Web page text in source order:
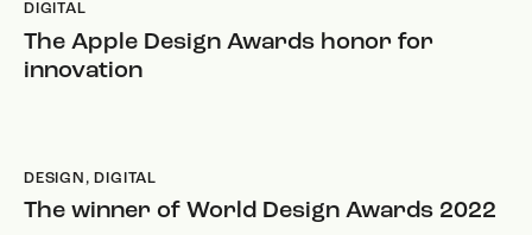
DIGITAL
The Apple Design Awards honor for
innovation
DESIGN , DIGITAL
The winner of World Design Awards 2022